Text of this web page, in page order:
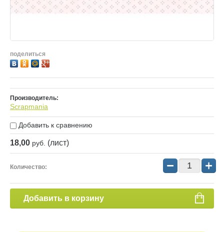
поделиться
Производитель:
Scrapmania
Добавить к сравнению
18,00 руб. (лист)
Количество: − +
Добавить в корзину